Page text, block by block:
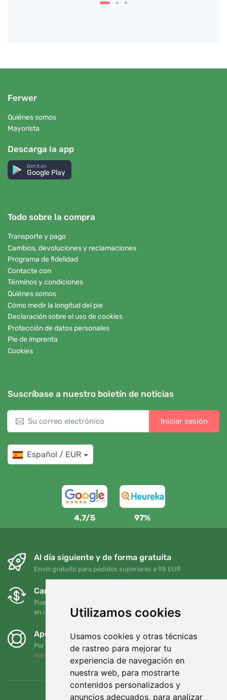
Utilizamos cookies
Usamos cookies y otras técnicas
de rastreo para mejorar tu
experiencia de navegación en
nuestra web, para mostrarte
contenidos personalizados y
anuncios adecuados, para analizar
Ferwer
Quiénes somos
Mayorista
Descarga la app
Get it on
Google Play
Todo sobre la compra
Transporte y pago
Cambios, devoluciones y reclamaciones
Programa de fidelidad
Contacte con
Términos y condiciones
Quiénes somos
Cómo medir la longitud del pie
Declaración sobre el uso de cookies
Protección de datos personales
Pie de imprenta
Cookies
Suscríbase a nuestro boletín de noticias
Iniciar sesión
Español / EUR
4,7/5 97%
Al día siguiente y de forma gratuita
Envío gratuito para pedidos superiores a 95 EUR
Cambios y devoluciones gratuitos
Puede devolver o cambiar su pedido en cualquier momento
en un plazo de 90 días
Apoyamos a Trees.org
Por cada pedido plantamos un árbol. Leer más
somos